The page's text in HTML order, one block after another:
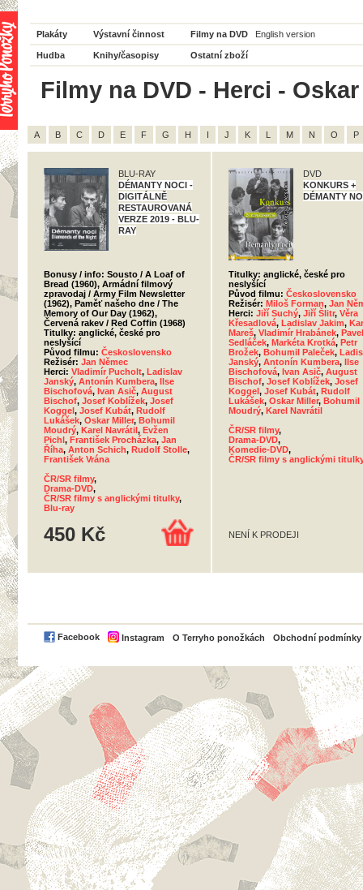
Plakáty Výstavní činnost Filmy na DVD English version
Hudba Knihy/časopisy Ostatní zboží
Filmy na DVD - Herci -
A B C D E F G H I J K L M N O P
BLU-RAY
DÉMANTY NOCI -
DIGITÁLNĚ
RESTAUROVANÁ
VERZE 2019 - BLU-
RAY
Bonusy / info: Sousto / A Loaf of
Bread (1960), Armádní filmový
zpravodaj / Army Film Newsletter
(1962), Paměť našeho dne / The
Memory of Our Day (1962),
Červená rakev / Red Coffin (1968)
Titulky: anglické, české pro
neslyšící
Původ filmu: Československo
Režisér: Jan Němec
Herci: Vladimír Pucholt, Ladislav
Janský, Antonín Kumbera, Ilse
Bischofová, Ivan Asič, August
Bischof, Josef Koblížek, Josef
Koggel, Josef Kubát, Rudolf
Lukášek, Oskar Miller, Bohumil
Moudrý, Karel Navrátil, Evžen
Pichl, František Procházka, Jan
Říha, Anton Schich, Rudolf Stolle,
František Vrána
ČR/SR filmy,
Drama-DVD,
ČR/SR filmy s anglickými titulky,
Blu-ray
450 Kč
DVD
KONKURS +
DÉMANTY
Titulky: anglické, české pro
neslyšící
Původ filmu: Československo
Režisér: Miloš Forman, Jan
Herci: Jiří Suchý, Jiří Šlitr, Věra
Křesadlová, Ladislav Jakim,
Mareš, Vladimír Hrabánek, Pavel
Sedláček, Markéta Krotká, Petr
Brožek, Bohumil Paleček,
Janský, Antonín Kumbera, Ilse
Bischofová, Ivan Asič, August
Bischof, Josef Koblížek, Josef
Koggel, Josef Kubát, Rudolf
Lukášek, Oskar Miller, Bohumil
Moudrý, Karel Navrátil
ČR/SR filmy,
Drama-DVD,
Komedie-DVD,
ČR/SR filmy s anglickými
NENÍ K PRODEJI
Facebook Instagram O Terryho ponožkách Obchodní podmínky
PayPal